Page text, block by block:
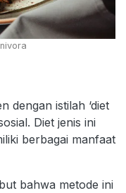
dengan istilah ‘diet
Diet jenis ini
berbagai manfaat
bahwa metode ini